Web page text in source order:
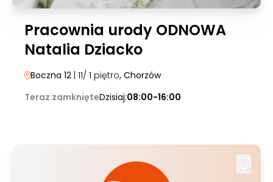
Pracownia urody ODNOWA
Natalia Dziacko
Boczna 12 | 11/ 1 piętro, Chorzów
Teraz zamknięteDzisiaj:08:00-16:00